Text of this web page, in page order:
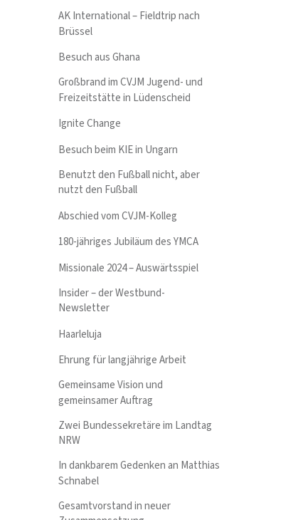
AK International – Fieldtrip nach
Brüssel
Besuch aus Ghana
Großbrand im CVJM Jugend- und
Freizeitstätte in Lüdenscheid
Ignite Change
Besuch beim KIE in Ungarn
Benutzt den Fußball nicht, aber
nutzt den Fußball
Abschied vom CVJM-Kolleg
180-jähriges Jubiläum des YMCA
Missionale 2024 – Auswärtsspiel
Insider – der Westbund-
Newsletter
Haarleluja
Ehrung für langjährige Arbeit
Gemeinsame Vision und
gemeinsamer Auftrag
Zwei Bundessekretäre im Landtag
NRW
In dankbarem Gedenken an Matthias
Schnabel
Gesamtvorstand in neuer